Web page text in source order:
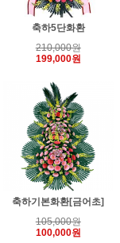
축하5단화환
210,000원
199,000원
축하기본화환[금어초]
105,000원
100,000원